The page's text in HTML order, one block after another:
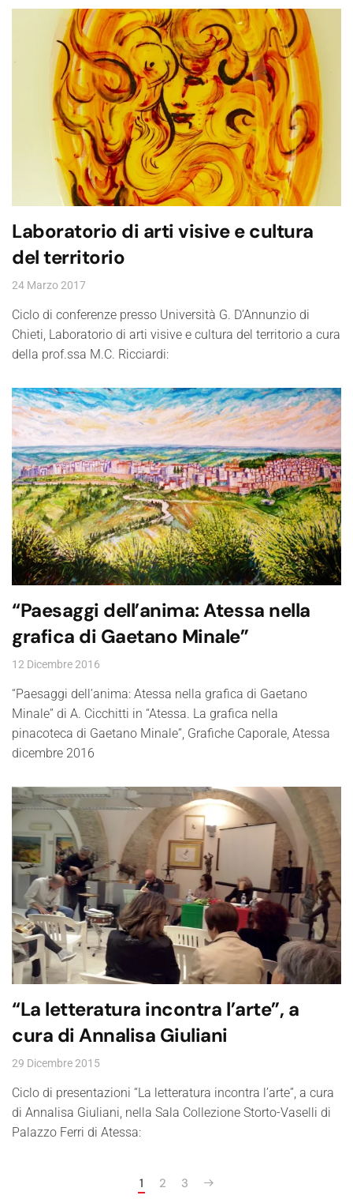
Laboratorio di arti visive e cultura
del territorio
24 Marzo 2017
Ciclo di conferenze presso Università G. D’Annunzio di
Chieti, Laboratorio di arti visive e cultura del territorio a cura
della prof.ssa M.C. Ricciardi:
“Paesaggi dell’anima: Atessa nella
grafica di Gaetano Minale”
12 Dicembre 2016
“Paesaggi dell’anima: Atessa nella grafica di Gaetano
Minale” di A. Cicchitti in “Atessa. La grafica nella
pinacoteca di Gaetano Minale”, Grafiche Caporale, Atessa
dicembre 2016
“La letteratura incontra l’arte”, a
cura di Annalisa Giuliani
29 Dicembre 2015
Ciclo di presentazioni “La letteratura incontra l’arte”, a cura
di Annalisa Giuliani, nella Sala Collezione Storto-Vaselli di
Palazzo Ferri di Atessa:
1 2 3